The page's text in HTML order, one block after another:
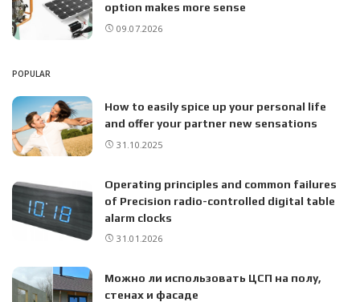
option makes more sense
09.07.2026
POPULAR
How to easily spice up your personal life
and offer your partner new sensations
31.10.2025
Operating principles and common failures
of Precision radio-controlled digital table
alarm clocks
31.01.2026
Можно ли использовать ЦСП на полу,
стенах и фасаде